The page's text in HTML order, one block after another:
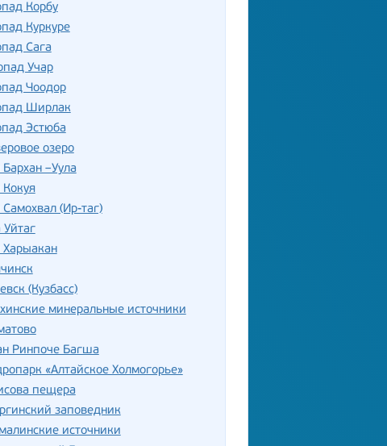
Корбу
Куркуре
Сага
Учар
Чоодор
Ширлак
Эстюба
озеро
Бархан –Уула
Кокуя
Самохвал (Ир-таг)
Уйтаг
Харыакан
(Кузбасс)
минеральные источники
Ринпоче Багша
«Алтайское Холмогорье»
пещера
заповедник
источники